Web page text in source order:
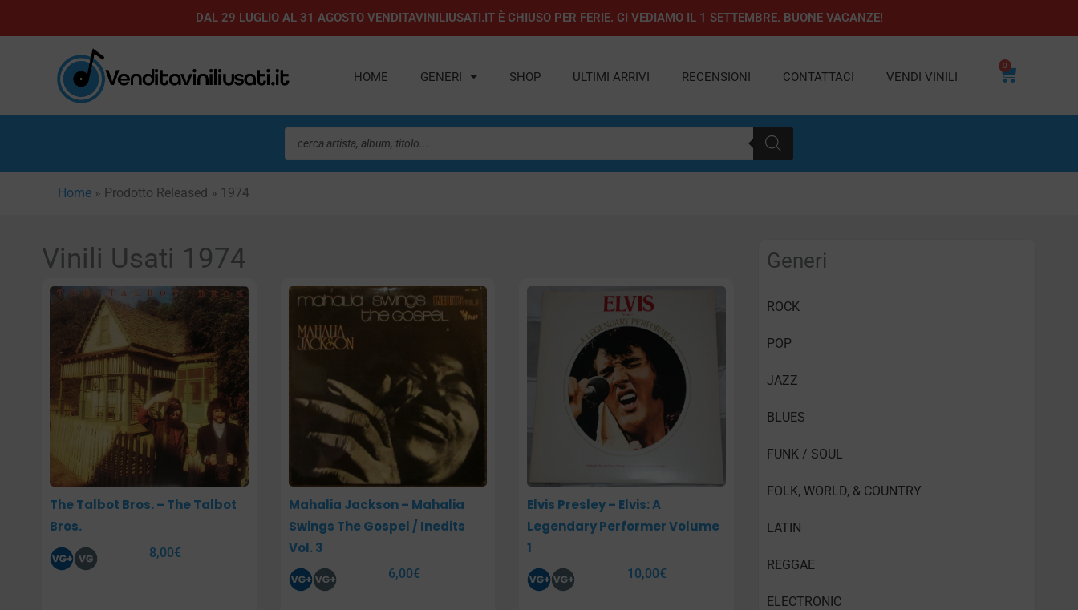
al
DAL 29 LUGLIO AL 31 AGOSTO VENDITAVINILIUSATI.IT È CHIUSO PER FERIE. CI VEDIAMO IL 1 SETTEMBRE. BUONE VACANZE!
HOME GENERI SHOP ULTIMI ARRIVI RECENSIONI CONTATTACI VENDI VINILI
0
Carrello
Ricerca
prodotti
Home » Prodotto Released » 1974
Vinili Usati 1974
The Talbot Bros. – The Talbot
Bros.
8,00€
Mahalia Jackson – Mahalia
Swings The Gospel / Inedits
Vol. 3
6,00€
Elvis Presley – Elvis: A
Legendary Performer Volume
1
10,00€
PaginaPaginaPaginaPagina
Generi
ROCK
POP
JAZZ
BLUES
FUNK / SOUL
FOLK, WORLD, & COUNTRY
LATIN
REGGAE
ELECTRONIC